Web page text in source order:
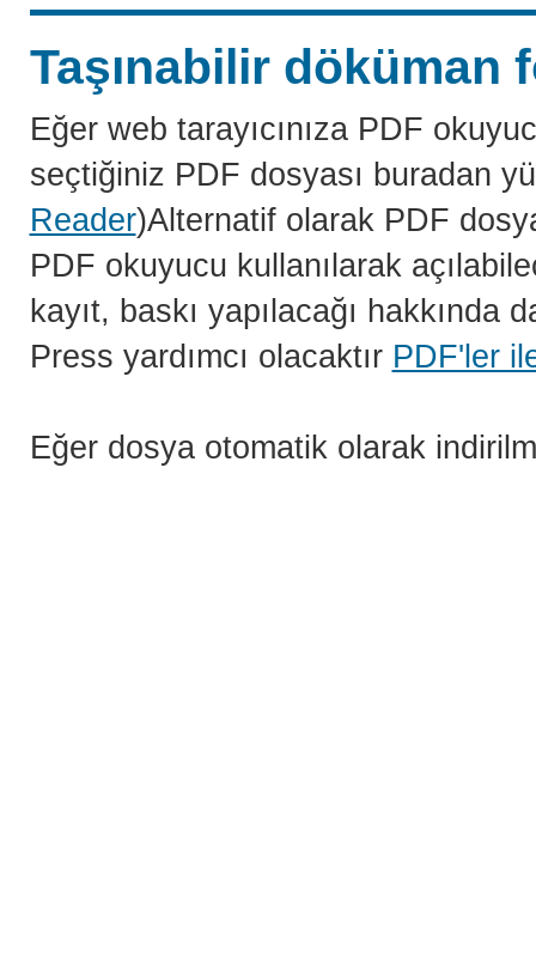
Taşınabilir döküman
Eğer web tarayıcınıza PDF
seçtiğiniz PDF dosyası buradan
Reader)Alternatif olarak PDF
PDF okuyucu kullanılarak
kayıt, baskı yapılacağı
Press yardımcı olacaktır PDF'ler
Eğer dosya otomatik olarak